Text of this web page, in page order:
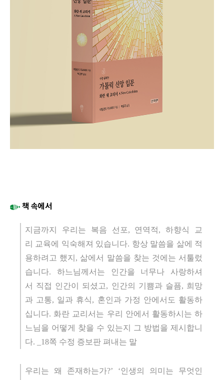
책 속에서
지금까지 우리는 복음 선포, 연역적, 하향식 교
리 교육에 익숙해져 있습니다. 항상 말씀을 삶에 적
용하려고 했지, 삶에서 말씀을 찾는 것에는 서툴렀
습니다. 하느님께서는 인간을 너무나 사랑하셔
서 직접 인간이 되셨고, 인간의 기쁨과 슬픔, 희망
과 고통, 일과 휴식, 혼인과 가정 안에서도 활동하
십니다. 화란 교리서는 우리 안에서 활동하시는 하
느님을 어떻게 찾을 수 있는지 그 방법을 제시합니
다. _18쪽 수정 증보판 펴내는 말
우리는 왜 존재하는가?’ ‘인생의 의미는 무엇인